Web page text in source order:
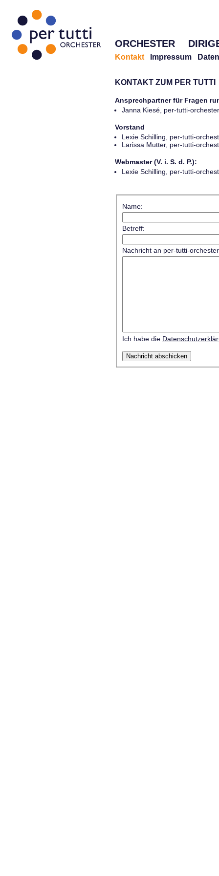
ORCHESTER
Kontakt Impressum
KONTAKT ZUM PER TUTTI
Ansprechpartner für Fragen
Janna Kiesé, per-tutti-
Vorstand
Lexie Schilling, per-tutti-
Larissa Mutter, per-tutti-
Webmaster (V. i. S. d. P.):
Lexie Schilling, per-tutti-
Name:
Betreff:
Nachricht an per-tutti-
Ich habe die